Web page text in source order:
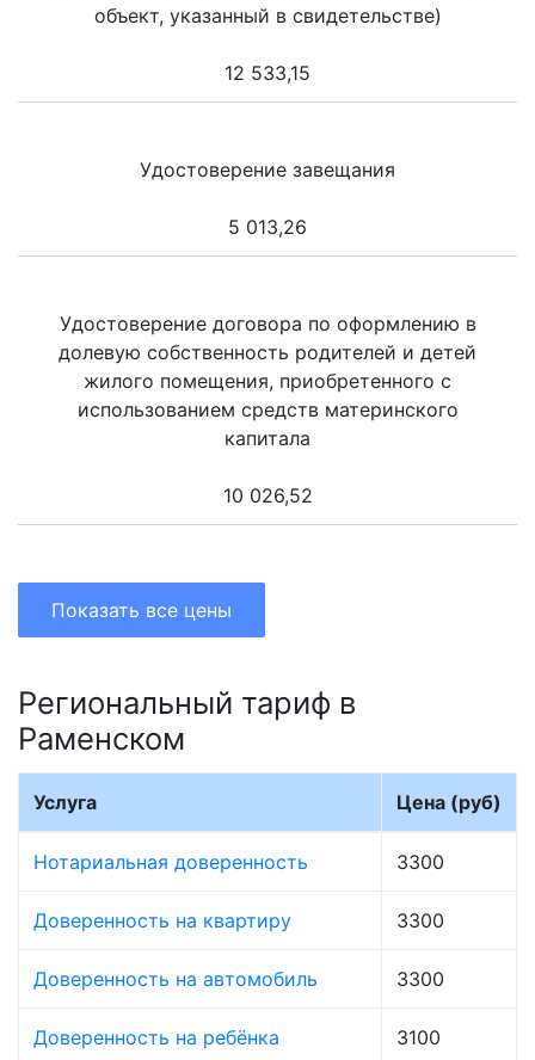
объект, указанный в свидетельстве)
12 533,15
Удостоверение завещания
5 013,26
Удостоверение договора по оформлению в
долевую собственность родителей и детей
жилого помещения, приобретенного с
использованием средств материнского
капитала
10 026,52
Показать все цены
Региональный тариф в
Раменском
Услуга Цена (руб)
Нотариальная доверенность 3300
Доверенность на квартиру 3300
Доверенность на автомобиль 3300
Доверенность на ребёнка 3100